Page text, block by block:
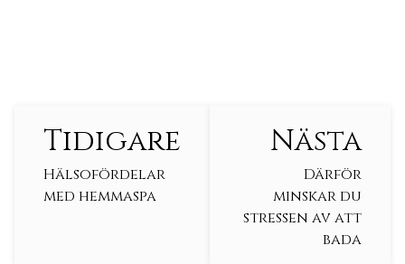
Continue
Reading
Tidigare
Hälsofördelar
med hemmaspa
Nästa
Därför
minskar du
stressen av att
bada